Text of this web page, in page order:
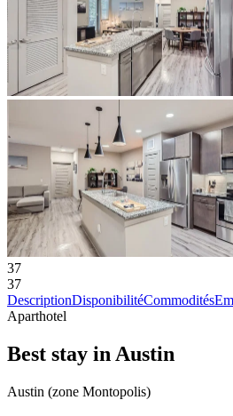
37
37
DescriptionDisponibilitéCommodités
Aparthotel
Best stay in Austin
Austin (zone Montopolis)